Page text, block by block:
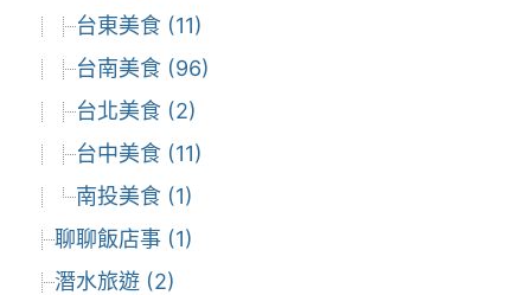
台東美食 (11)
台南美食 (96)
台北美食 (2)
台中美食 (11)
南投美食 (1)
聊聊飯店事 (1)
潛水旅遊 (2)